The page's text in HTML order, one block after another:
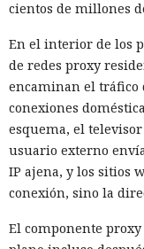
1 de
las
20:04 / 05.08.2026
Los desarrolladores
cientos de millones
En el interior de los
de redes proxy
encaminan el tráfico
conexiones
esquema, el
usuario externo
IP ajena, y los sitios
conexión, sino la
El componente